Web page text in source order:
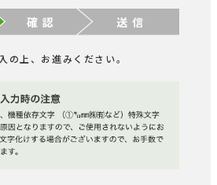
確 認 送 信
の上、お進みください。